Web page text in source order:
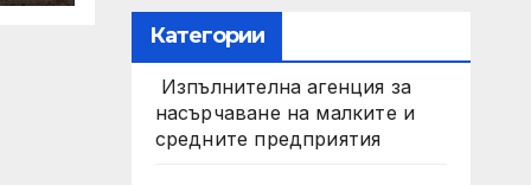
Категории
Изпълнителна агенция за
насърчаване на малките и
средните предприятия